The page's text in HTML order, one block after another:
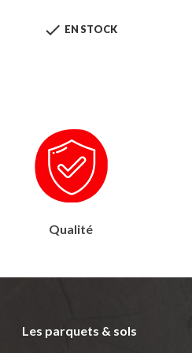
 EN STOCK
Qualité
Les parquets & sols